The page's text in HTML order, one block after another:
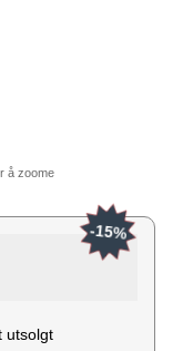
å zoome
-15%
utsolgt